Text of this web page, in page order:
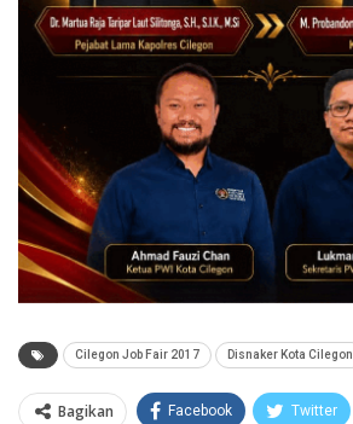
Cilegon Job Fair 2017 Disnaker Kota Cilegon
Bagikan Facebook Twitter